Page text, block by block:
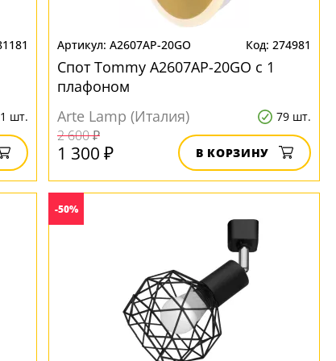
1 шт.
A2607AP-20GO 274981
Спот Tommy A2607AP-20GO с 1
плафоном
Arte Lamp (Италия)
79 шт.
2 600 ₽
1 300 ₽ В КОРЗИНУ
-50%